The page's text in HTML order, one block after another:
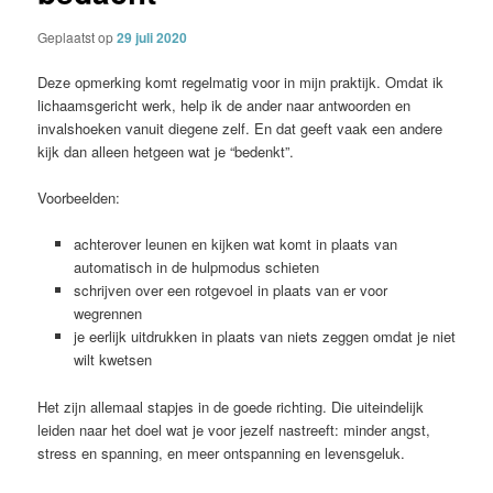
Geplaatst op29 juli 2020
Deze opmerking komt regelmatig voor in mijn praktijk. Omdat ik
lichaamsgericht werk, help ik de ander naar antwoorden en
invalshoeken vanuit diegene zelf. En dat geeft vaak een andere
kijk dan alleen hetgeen wat je “bedenkt”.
Voorbeelden:
achterover leunen en kijken wat komt in plaats van
automatisch in de hulpmodus schieten
schrijven over een rotgevoel in plaats van er voor
wegrennen
je eerlijk uitdrukken in plaats van niets zeggen omdat je niet
wilt kwetsen
Het zijn allemaal stapjes in de goede richting. Die uiteindelijk
leiden naar het doel wat je voor jezelf nastreeft: minder angst,
stress en spanning, en meer ontspanning en levensgeluk.